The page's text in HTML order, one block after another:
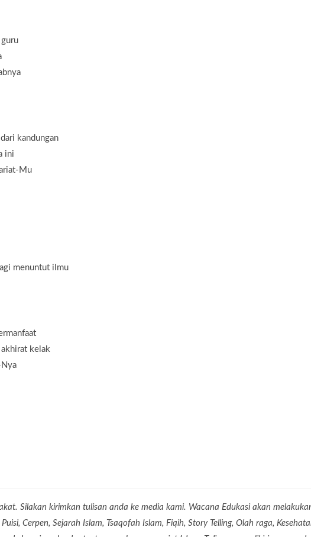
kandungan
ini
Mu
menuntut ilmu
kelak
Silakan kirimkan tulisan anda ke media kami. Wacana Edukasi akan
Cerpen, Sejarah Islam, Tsaqofah Islam, Fiqih, Story Telling, Olah raga,